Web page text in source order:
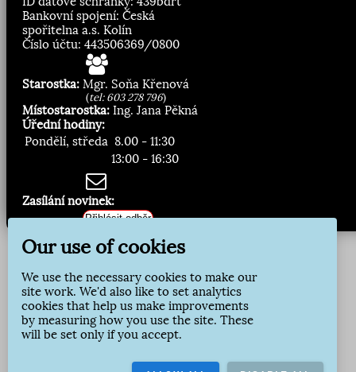
Bankovní spojení: Česká
spořitelna a.s. Kolín
Číslo účtu: 443506369/0800
Starostka: Mgr. Soňa Křenová
(tel: 603 278 796)
Místostarostka: Ing. Jana Pěkná
Úřední hodiny:
Pondělí, středa 8.00 - 11:30
13:00 - 16:30
Zasílání novinek:
Přihlásit odběr
Our use of cookies
We use the necessary cookies to make our
site work. We'd also like to set analytics
cookies that help us make improvements
by measuring how you use the site. These
will be set only if you accept.